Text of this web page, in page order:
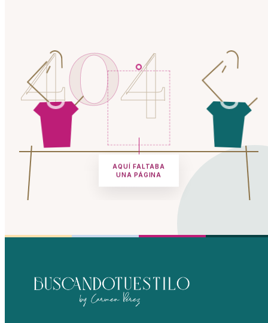
404
AQUÍ FALTABA
UNA PÁGINA